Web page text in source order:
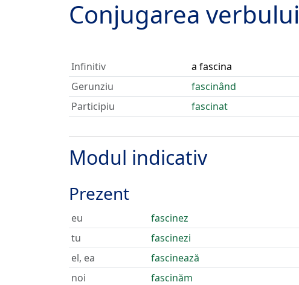
Conjugarea verbului
Infinitiv
a fascina
Gerunziu
fascinând
Participiu
fascinat
Modul indicativ
Prezent
eu
fascinez
tu
fascinezi
el, ea
fascinează
noi
fascinăm